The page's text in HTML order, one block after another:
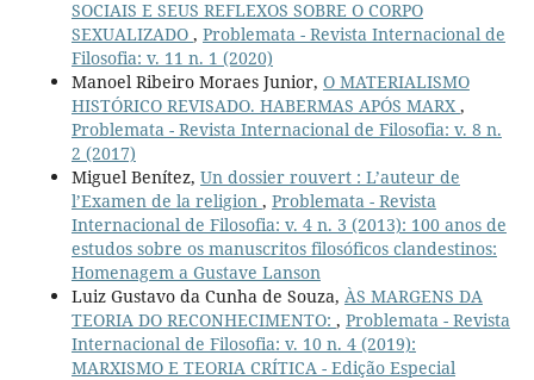
SOCIAIS E SEUS REFLEXOS SOBRE O CORPO
SEXUALIZADO , Problemata - Revista Internacional de
Filosofia: v. 11 n. 1 (2020)
Manoel Ribeiro Moraes Junior, O MATERIALISMO
HISTÓRICO REVISADO. HABERMAS APÓS MARX ,
Problemata - Revista Internacional de Filosofia: v. 8 n.
2 (2017)
Miguel Benítez, Un dossier rouvert : L’auteur de
l’Examen de la religion , Problemata - Revista
Internacional de Filosofia: v. 4 n. 3 (2013): 100 anos de
estudos sobre os manuscritos filosóficos clandestinos:
Homenagem a Gustave Lanson
Luiz Gustavo da Cunha de Souza, ÀS MARGENS DA
TEORIA DO RECONHECIMENTO: , Problemata - Revista
Internacional de Filosofia: v. 10 n. 4 (2019):
MARXISMO E TEORIA CRÍTICA - Edição Especial